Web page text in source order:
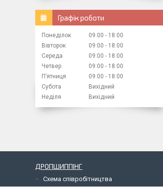
Графік роботи
Понеділок 09:00
18:00
Вівторок
09:00
18:00
Середа
09:00
18:00
Четвер
09:00
18:00
Пʼятниця
09:00
18:00
Субота
Вихідний
Неділя
Вихідний
ДРОПШИППІНГ
Схема співробітництва